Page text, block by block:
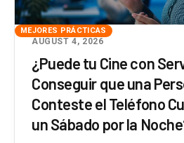
MEJORES PRÁCTICAS
AUGUST 4, 2026
¿Puede tu Cine con
Conseguir que una
Conteste el Teléfono
un Sábado por la